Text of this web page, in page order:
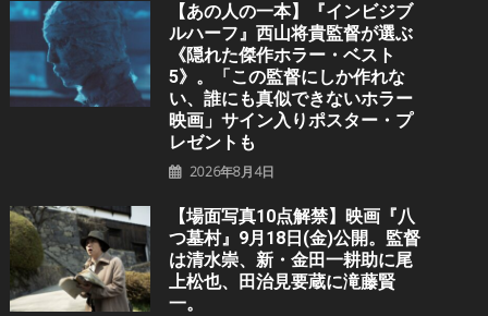
【あの人の一本】『インビジブ
ルハーフ』⻄⼭将貴監督が選ぶ
《隠れた傑作ホラー・ベスト
5》。「この監督にしか作れな
い、誰にも真似できないホラー
映画」サイン入りポスター・プ
レゼントも
2026年8月4日
【場面写真10点解禁】映画『八
つ墓村』9月18日(金)公開。監督
は清水崇、新・金田一耕助に尾
上松也、田治見要蔵に滝藤賢
一。